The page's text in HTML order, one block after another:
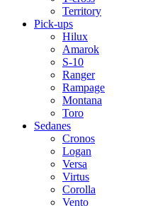
Territory
Pick-ups
Hilux
Amarok
S-10
Ranger
Rampage
Montana
Toro
Sedanes
Cronos
Logan
Versa
Virtus
Corolla
Vento